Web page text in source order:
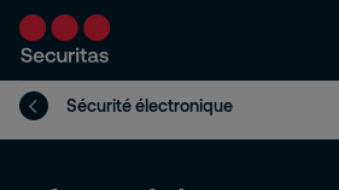
Sécurité électronique